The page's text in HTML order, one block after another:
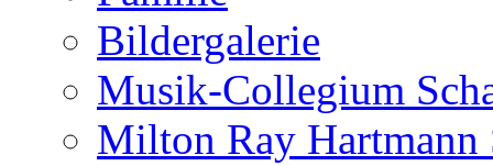
Bildergalerie
Musik-Collegium
Milton Ray